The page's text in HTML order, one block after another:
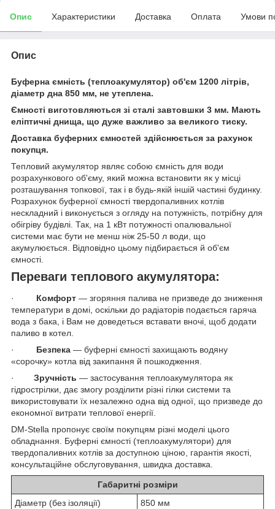
Опис Характеристики Доставка Оплата Умови
Опис
Буферна ємність (теплоакумулятор) об'єм 1200 літрів,
діаметр дна 850 мм, не утеплена.
Ємності виготовляються зі сталі завтовшки 3 мм. Мають
еліптичні днища, що дуже важливо за великого тиску.
Доставка буферних ємностей здійснюється за рахунок
покупця.
Тепловий акумулятор являє собою ємність для води
розрахункового об'єму, який можна встановити як у місці
розташування топкової, так і в будь-якій іншій частині будинку.
Розрахунок буферної ємності твердопаливних котлів
нескладний і виконується з огляду на потужність, потрібну для
обігріву будівлі. Так, на 1 кВт потужності опалювальної
системи має бути не менш ніж 25-50 л води, що
акумулюється. Відповідно цьому підбирається й об'єм
ємності.
Переваги теплового акумулятора:
· Комфорт — згоряння палива не призведе до зниження
температури в домі, оскільки до радіаторів подається гаряча
вода з бака, і Вам не доведеться вставати вночі, щоб додати
паливо в котел.
· Безпека — буферні ємності захищають водяну
«сорочку» котла від закипання й пошкодження.
· Зручність ― застосування теплоакумулятора як
гідрострілки, дає змогу розділити різні гілки системи та
використовувати їх незалежно одна від одної, що призведе до
економної витрати теплової енергії.
DM-Stella пропонує своїм покупцям різні моделі цього
обладнання. Буферні ємності (теплоакумулятори) для
твердопаливних котлів за доступною ціною, гарантія якості,
консультаційне обслуговування, швидка доставка.
Габаритні розміри
Діаметр (без ізоляції)
850 мм